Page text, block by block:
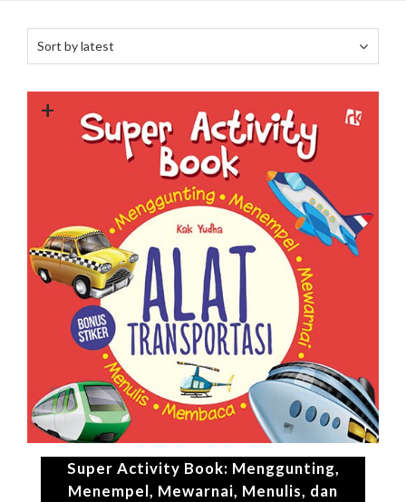
+
Super Activity Book: Menggunting,
Menempel, Mewarnai, Menulis, dan